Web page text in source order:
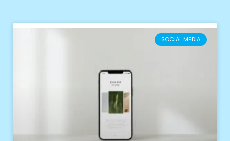
SOCIAL MEDIA